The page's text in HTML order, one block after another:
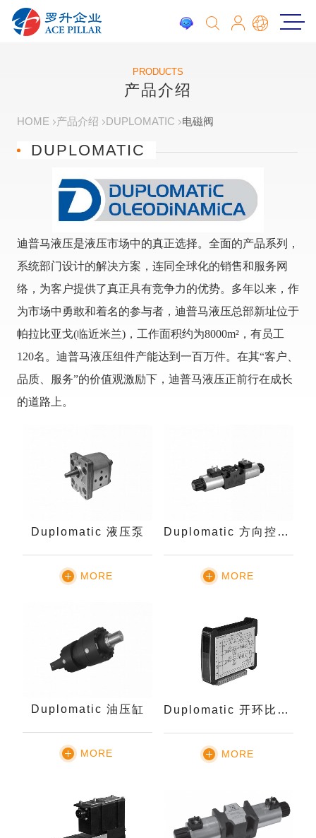
PRODUCTS
产品介绍
HOME 产品介绍 DUPLOMATIC 电磁阀
DUPLOMATIC
迪普马液压是液压市场中的真正选择。 全面的产品系列，
系统部门设计的解决方案，连同全球化的销售和服务网
络，为客户提供了真正具有竞争力的优势。 多年以来，作
为市场中勇敢和着名的参与者，迪普马液压总部新址位于
帕拉比亚戈(临近米兰)，工作面积约为8000m²，有员工
120名。 迪普马液压组件产能达到一百万件。在其“客户、
品质、服务”的价值观激励下，迪普马液压正前行在成长
的道路上。
Duplomatic 液压泵
MORE
Duplomatic 方向控制阀
MORE
Duplomatic 油压缸
MORE
Duplomatic 开环比例阀-数字放大器EDM-M
MORE